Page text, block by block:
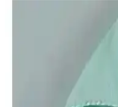
Varol Dama ve Varol
Karşılaştırması ve
Bu makalede, Varol Dama
kullanıcı deneyimleri ve
doğru seçim yapmanıza
Güvenal Akdeniz ve